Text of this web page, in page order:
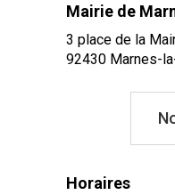
Mairie de
3 place de la
92430 Marnes-
Horaires